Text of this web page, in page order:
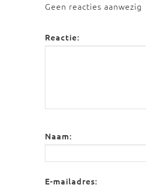
Geen reacties aanwezig
Reactie:
Naam:
E-mailadres: